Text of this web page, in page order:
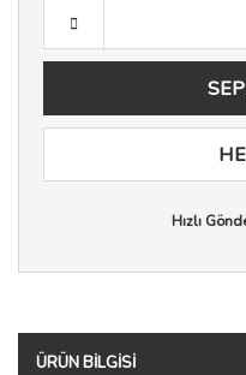
Hızlı
ÜRÜN BILGISI